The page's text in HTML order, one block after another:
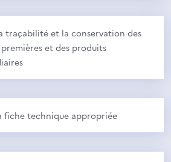
traçabilité et la conservation des
et des produits
fiche technique appropriée